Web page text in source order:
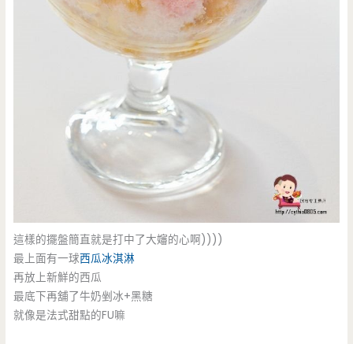
這樣的擺盤簡直就是打中了大嬸的心啊))))
最上面有一球西瓜冰淇淋
再放上新鮮的西瓜
最底下再舖了牛奶剉冰+黑糖
就像是法式甜點的FU嘛